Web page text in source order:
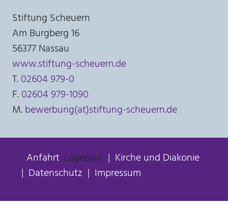
Stiftung Scheuern
Am Burgberg 16
56377 Nassau
www.stiftung-scheuern.de
T. 02604 979-0
F. 02604 979-1090
M. bewerbung(at)stiftung-scheuern.de
Anfahrt, Lageplan
Kirche und Diakonie
Datenschutz
Impressum